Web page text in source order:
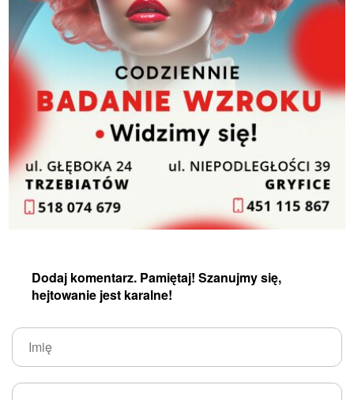
Dodaj komentarz. Pamiętaj! Szanujmy się,
hejtowanie jest karalne!